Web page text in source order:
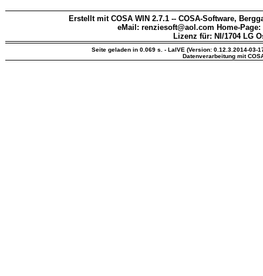
Erstellt mit COSA WIN 2.7.1 -- COSA-Software,
eMail: renziesoft@aol.com Home-Page:
Lizenz für: NI/1704 LG
Seite geladen in 0.069 s. - LaIVE (Version: 0.12.3.2014-03-
Datenverarbeitung mit